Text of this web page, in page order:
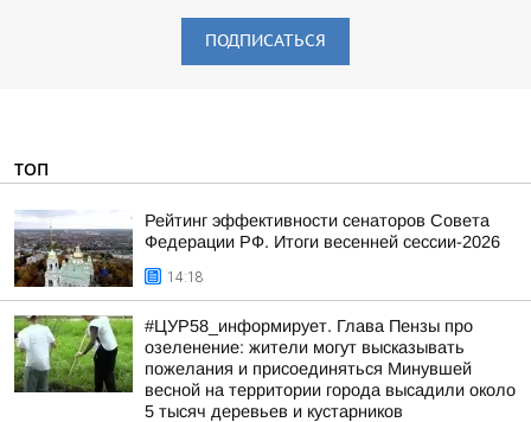
ПОДПИСАТЬСЯ
ТОП
Рейтинг эффективности сенаторов Совета
Федерации РФ. Итоги весенней сессии-2026
14:18
#ЦУР58_информирует. Глава Пензы про
озеленение: жители могут высказывать
пожелания и присоединяться Минувшей
весной на территории города высадили около
5 тысяч деревьев и кустарников